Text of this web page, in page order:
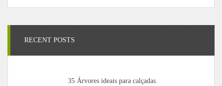
RECENT POSTS
35 Árvores ideais para calçadas.